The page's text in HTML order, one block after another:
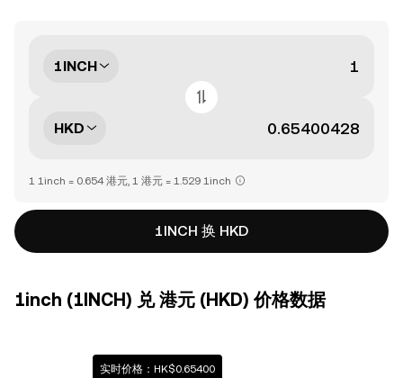
1INCH
HKD
1 1inch = 0.654 港元, 1 港元 = 1.529 1inch
1INCH 换 HKD
1inch (1INCH) 兑 港元 (HKD) 价格数据
实时价格：HK$0.65400